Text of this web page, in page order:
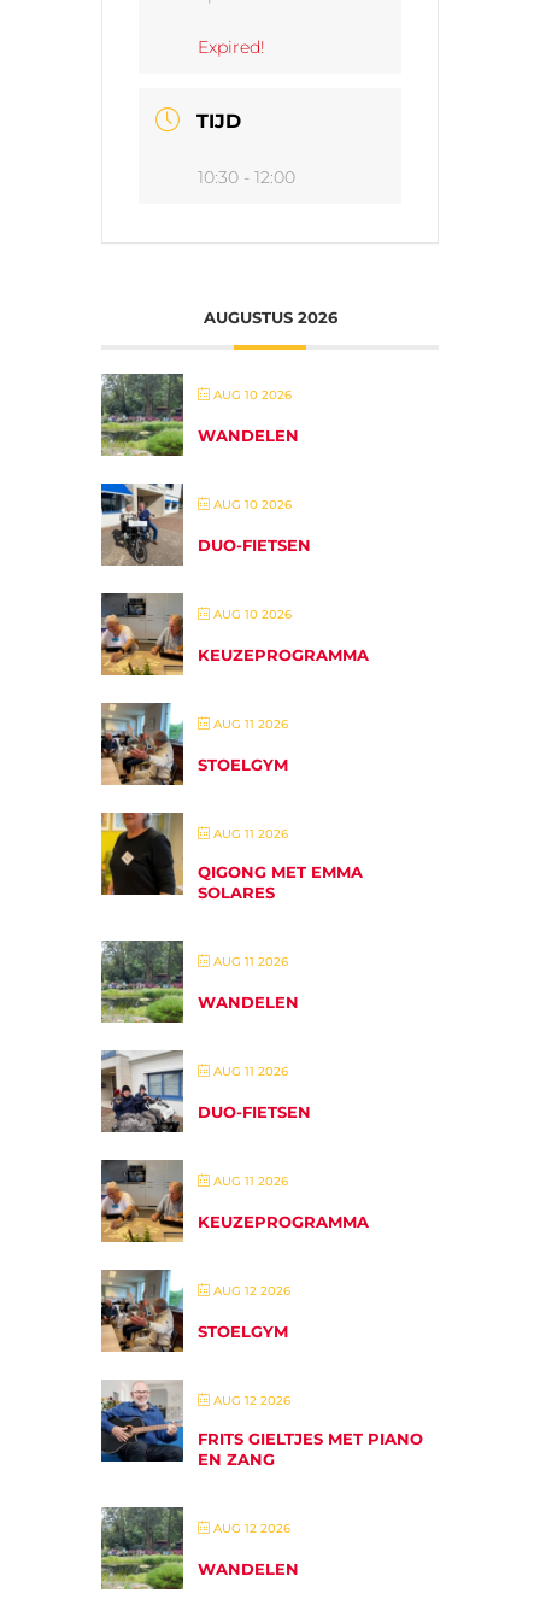
Expired!
TIJD
10:30 - 12:00
AUGUSTUS 2026
AUG 10 2026
WANDELEN
AUG 10 2026
DUO-FIETSEN
AUG 10 2026
KEUZEPROGRAMMA
AUG 11 2026
STOELGYM
AUG 11 2026
QIGONG MET EMMA
SOLARES
AUG 11 2026
WANDELEN
AUG 11 2026
DUO-FIETSEN
AUG 11 2026
KEUZEPROGRAMMA
AUG 12 2026
STOELGYM
AUG 12 2026
FRITS GIELTJES MET PIANO
EN ZANG
AUG 12 2026
WANDELEN